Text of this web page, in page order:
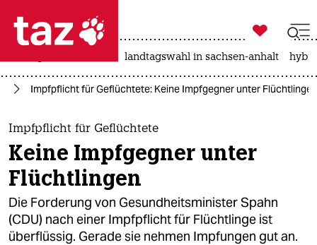
 taz zahl ich
taz zahl ich
themen
politik
öko
gesellschaft

taz zahl ich
landtagswahl in sachsen-anhalt
Impfpflicht für Geflüchtete: Keine Impfgegner unter Flüchtlingen
Impfpflicht für Geflüchtete
Keine Impfgegner unter
Flüchtlingen
Die Forderung von Gesundheitsminister Spahn
(CDU) nach einer Impfpflicht für Flüchtlinge ist
überflüssig. Gerade sie nehmen Impfungen gut an.